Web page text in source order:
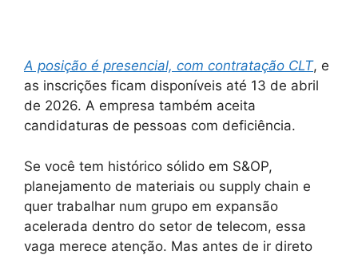
A posição é presencial, com contratação CLT, e
as inscrições ficam disponíveis até 13 de abril
de 2026. A empresa também aceita
candidaturas de pessoas com deficiência.
Se você tem histórico sólido em S&OP,
planejamento de materiais ou supply chain e
quer trabalhar num grupo em expansão
acelerada dentro do setor de telecom, essa
vaga merece atenção. Mas antes de ir direto